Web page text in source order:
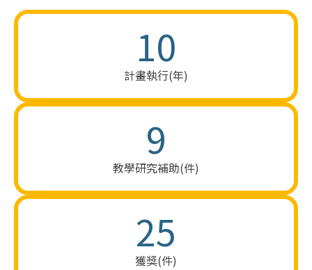
10
計畫​執​行(年)
9
教學​研究​補助(件)
25
獲獎(件)